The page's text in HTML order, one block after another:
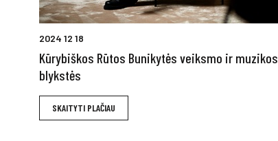
2024 12 18
Kūrybiškos Rūtos Bunikytės veiksmo ir muzikos
blykstės
SKAITYTI PLAČIAU